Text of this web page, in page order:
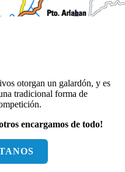
otorgan un galardón, y es
tradicional forma de
encargamos de todo!